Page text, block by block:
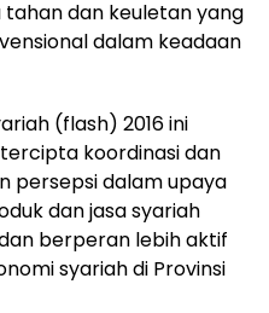
dan keuletan yang
dalam keadaan
(flash) 2016 ini
koordinasi dan
persepsi dalam upaya
dan jasa syariah
berperan lebih aktif
syariah di Provinsi